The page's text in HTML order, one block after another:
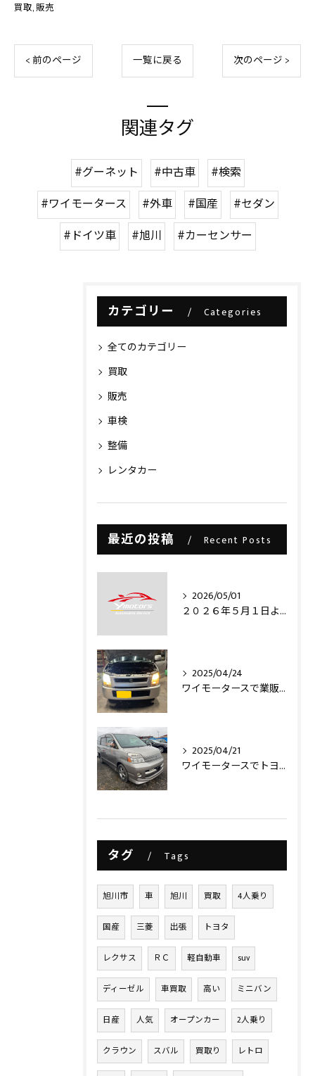
買取 販売
< 前のページ 一覧に戻る 次のページ >
関連タグ
#グーネット #中古車
#検索
#ワイモータース
#外車 #国産
#セダン
#ドイツ車
#旭川 #カーセンサー
カテゴリー Categories
全てのカテゴリー
買取
販売
車検
整備
レンタカー
最近の投稿 Recent Posts
2026/05/01
２０２６年５月１日より・・・
2025/04/24
ワイモータースで業販仕入れ出来ますライトコレクション信玄のLEDヘッドライトバルブを取り付け致しました‼️
2025/04/21
ワイモータースでトヨタヴォクシー買取させて頂きました‼️
タグ Tags
旭川市 車 旭川 買取 4人乗り
国産 三菱 出張 トヨタ
レクサス ＲＣ 軽自動車 suv
ディーゼル 車買取 高い ミニバン
日産 人気 オープンカー 2人乗り
クラウン スバル 買取り レトロ